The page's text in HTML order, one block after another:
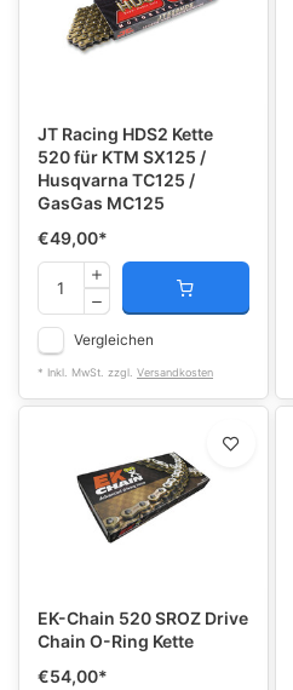
JT Racing HDS2 Kette
520 für KTM SX125 /
Husqvarna TC125 /
GasGas MC125
€49,00*
Vergleichen
* Inkl. MwSt. zzgl. Versandkosten
EK-Chain 520 SROZ Drive
Chain O-Ring Kette
€54,00*